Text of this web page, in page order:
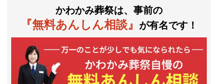
かわかみ葬祭は、事前の
『無料あんしん相談』 が有名です！